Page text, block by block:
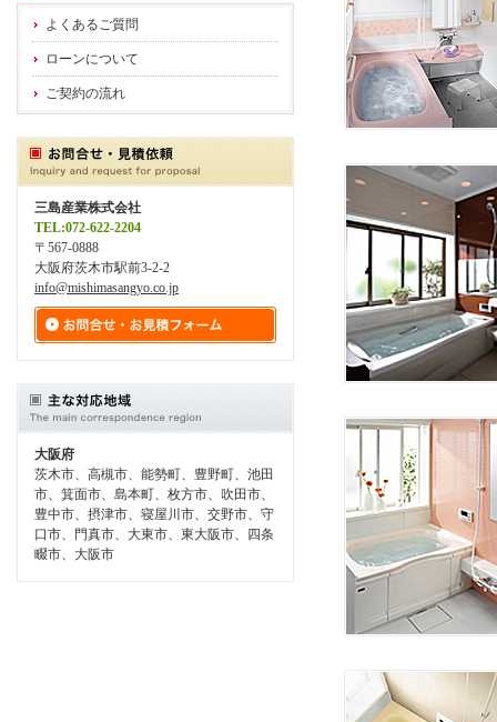
よくあるご質問
ローンについて
ご契約の流れ
三島産業株式会社
TEL:072-622-2204
〒567-0888
大阪府茨木市駅前3-2-2
info@mishimasangyo.co.jp
大阪府
茨木市、高槻市、能勢町、豊野町、池田
市、箕面市、島本町、枚方市、吹田市、
豊中市、摂津市、寝屋川市、交野市、守
口市、門真市、大東市、東大阪市、四条
畷市、大阪市